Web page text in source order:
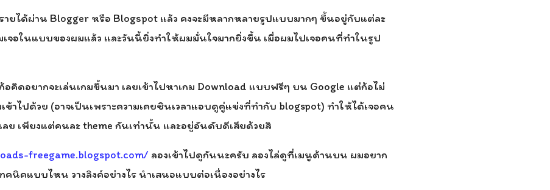
ายได้ผ่าน Blogger หรือ Blogspot แล้ว คงจะมีหลากหลายรูปแบบมากๆ ขึ้นอยู่กับแต่ละ
จอในแบบของผมแล้ว และวันนี้ยิ่งทำให้ผมมั่นใจมากยิ่งขึ้น เมื่อผมไปเจอคนที่ทำในรูป
คิดอยากจะเล่นเกมขึ้นมา เลยเข้าไปหาเกม Download แบบฟรีๆ บน Google แต่ก้อไม่
าไปด้วย (อาจเป็นเพราะความเคยชินเวลาแอบดูคู่แข่งที่ทำกับ blogspot) ทำให้ได้เจอคน
ย เพียงแต่คนละ theme กันเท่านั้น และอยู่อันดับดีเสียด้วยสิ
freegame.blogspot.com/ ลองเข้าไปดูกันนะครับ ลองไล่ดูที่เมนูด้านบน ผมอยาก
คนิคแบบไหน วางลิงค์อย่างไร นำเสนอแบบต่อเนื่องอย่างไร